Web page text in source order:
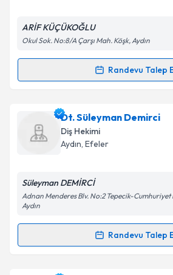
Kişisel verilerimin işlenmesine
Metni'ni okudum ve kişisel
Takvim Talebini
ARİF KÜÇÜKOĞLU
Okul Sok. No:8/A Çarşı Mah. Köşk, Aydın
Randevu Talep
Randevu Takvimi Talebi
Dt. ARİF Küçükoğluiçin randevu
oluşturun. Size bu uzmandan
takvim hazırlandığında e-posta ile
Kişisel verilerimin
'ni okudum ve kişisel
kapsamda işlenmesini kabul
Dt. Süleyman Demirci
Diş Hekimi
Aydın, Efeler
Süleyman DEMİRCİ
Adnan Menderes Blv. No:2 Tepecik-Cumhuriyet
Aydın
Randevu Talep
Randevu Takvimi Talebi